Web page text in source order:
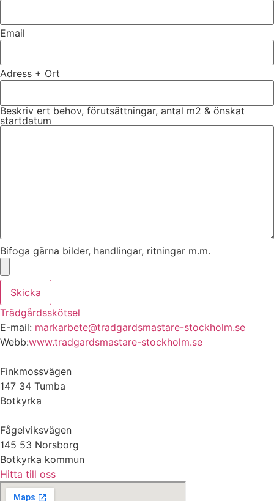
Email
Adress + Ort
Beskriv ert behov, förutsättningar, antal m2 & önskat
startdatum
Bifoga gärna bilder, handlingar, ritningar m.m.
Skicka
Trädgårdsskötsel
E-mail: markarbete@tradgardsmastare-stockholm.se
Webb:www.tradgardsmastare-stockholm.se
Finkmossvägen
147 34 Tumba
Botkyrka
Fågelviksvägen
145 53 Norsborg
Botkyrka kommun
Hitta till oss